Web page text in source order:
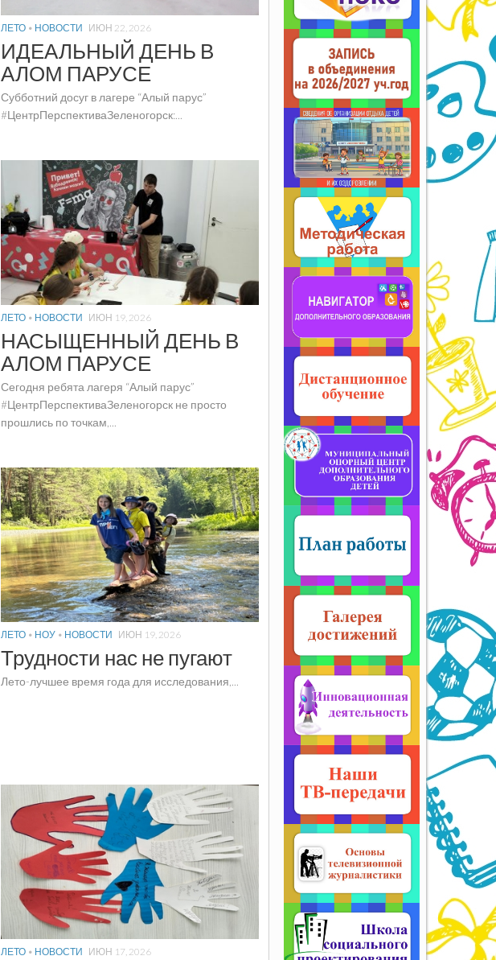
ЛЕТО• НОВОСТИ ИЮН 22, 2026
ИДЕАЛЬНЫЙ ДЕНЬ В
АЛОМ ПАРУСЕ
Субботний досуг в лагере “Алый парус”
#ЦентрПерспективаЗеленогорск:...
ЛЕТО• НОВОСТИ ИЮН 19, 2026
НАСЫЩЕННЫЙ ДЕНЬ В
АЛОМ ПАРУСЕ
Сегодня ребята лагеря “Алый парус”
#ЦентрПерспективаЗеленогорск не просто
прошлись по точкам,...
ЛЕТО• НОУ• НОВОСТИ ИЮН 19, 2026
Трудности нас не пугают
Лето-лучшее время года для исследования,...
ЛЕТО• НОВОСТИ ИЮН 17, 2026